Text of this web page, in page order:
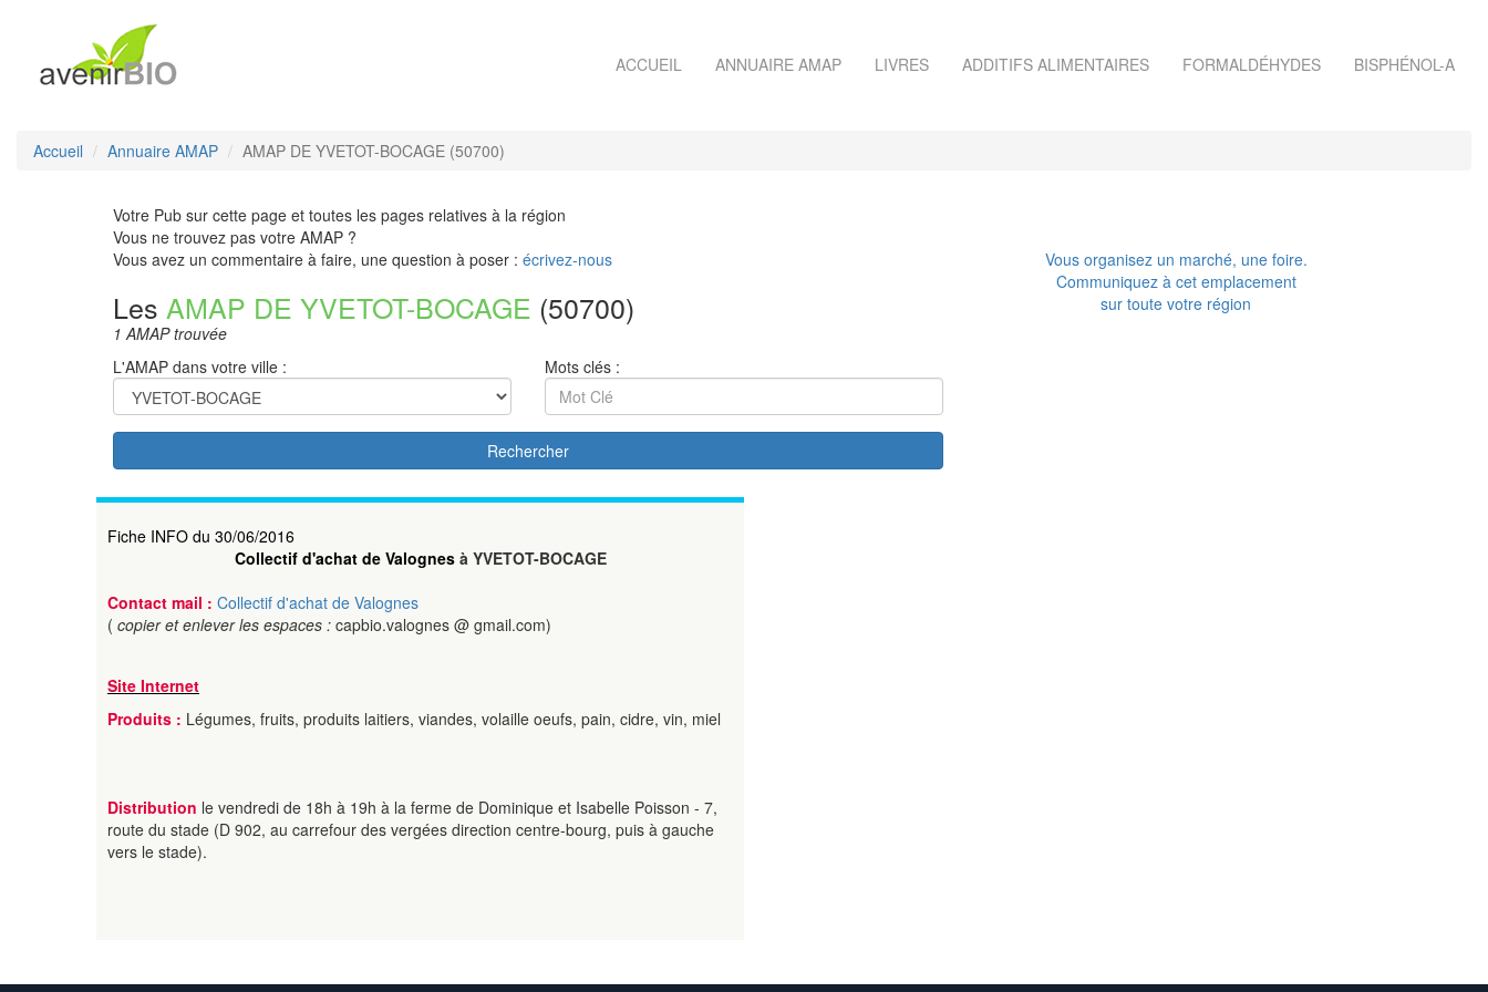
ACCUEIL ANNUAIRE AMAP LIVRES ADDITIFS ALIMENTAIRES FORMALDÉHYDES BISPHÉNOL-A
Accueil Annuaire AMAP AMAP DE YVETOT-BOCAGE (50700)
Votre Pub sur cette page et toutes les pages relatives à la région
Vous ne trouvez pas votre AMAP ?
Vous avez un commentaire à faire, une question à poser : écrivez-nous
Les AMAP DE YVETOT-BOCAGE (50700)
1 AMAP trouvée
L'AMAP dans votre ville :
Mots clés :
Rechercher
Vous organisez un marché, une foire.
Communiquez à cet emplacement
sur toute votre région
Fiche INFO du 30/06/2016
Collectif d'achat de Valognesà YVETOT-BOCAGE
Contact mail : Collectif d'achat de Valognes
( copier et enlever les espaces : capbio.valognes @ gmail.com)
Site Internet
Produits : Légumes, fruits, produits laitiers, viandes, volaille oeufs, pain, cidre, vin, miel
Distribution le vendredi de 18h à 19h à la ferme de Dominique et Isabelle Poisson - 7,
route du stade (D 902, au carrefour des vergées direction centre-bourg, puis à gauche
vers le stade).